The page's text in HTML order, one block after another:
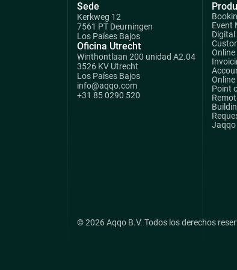
Sede
Kerkweg 12
7561 PT Deurningen
Los Países Bajos
Oficina Utrecht
Winthontlaan 200 unidad A2.04
3526 KV Utrecht
Los Países Bajos
info@aqqo.com
+31 85 0290 520
Event
Point
Jaqqo
© 2026 Aqqo B.V. Todos los derechos